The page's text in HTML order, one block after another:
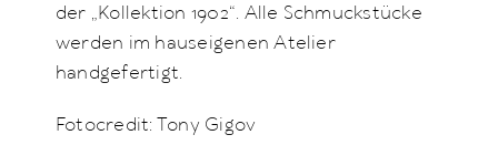
der „Kollektion 1902“. Alle Schmuckstücke
werden im hauseigenen Atelier
handgefertigt.
Fotocredit: Tony Gigov